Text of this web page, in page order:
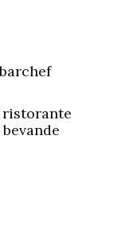
ristorante